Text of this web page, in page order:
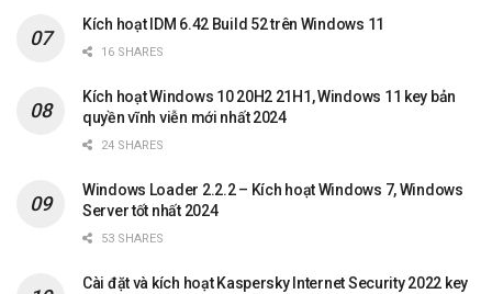
Kích hoạt IDM 6.42 Build 52 trên Windows 11
16 SHARES
Kích hoạt Windows 10 20H2 21H1, Windows 11 key bản
quyền vĩnh viễn mới nhất 2024
24 SHARES
Windows Loader 2.2.2 – Kích hoạt Windows 7, Windows
Server tốt nhất 2024
53 SHARES
Cài đặt và kích hoạt Kaspersky Internet Security 2022 key